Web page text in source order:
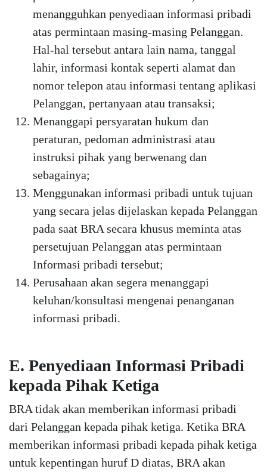
menangguhkan penyediaan informasi pribadi
atas permintaan masing-masing Pelanggan.
Hal-hal tersebut antara lain nama, tanggal
lahir, informasi kontak seperti alamat dan
nomor telepon atau informasi tentang aplikasi
Pelanggan, pertanyaan atau transaksi;
Menanggapi persyaratan hukum dan
peraturan, pedoman administrasi atau
instruksi pihak yang berwenang dan
sebagainya;
Menggunakan informasi pribadi untuk tujuan
yang secara jelas dijelaskan kepada Pelanggan
pada saat BRA secara khusus meminta atas
persetujuan Pelanggan atas permintaan
Informasi pribadi tersebut;
Perusahaan akan segera menanggapi
keluhan/konsultasi mengenai penanganan
informasi pribadi.
E. Penyediaan Informasi Pribadi
kepada Pihak Ketiga
BRA tidak akan memberikan informasi pribadi
dari Pelanggan kepada pihak ketiga. Ketika BRA
memberikan informasi pribadi kepada pihak ketiga
untuk kepentingan huruf D diatas, BRA akan